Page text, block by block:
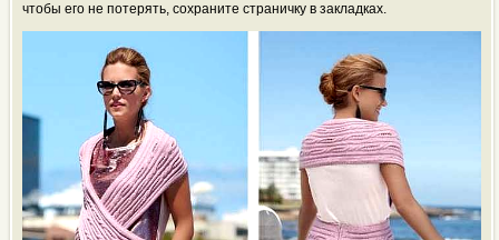
чтобы его не потерять, сохраните страничку в закладках.